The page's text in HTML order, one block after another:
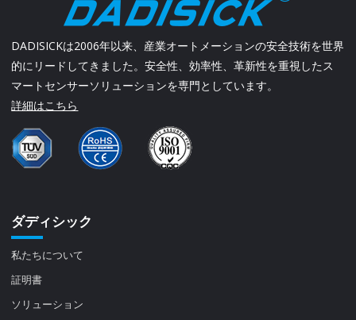
DADISICKは2006年以来、産業オートメーションの安全技術を世界
的にリードしてきました。安全性、効率性、革新性を重視したス
マートセンサーソリューションを専門としています。
詳細はこちら
ダディシック
私たちについて
証明書
ソリューション